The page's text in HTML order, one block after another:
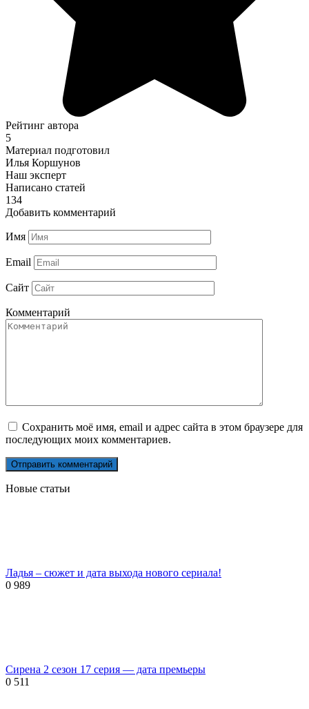
Рейтинг автора
5
Материал подготовил
Илья Коршунов
Наш эксперт
Написано статей
134
Добавить комментарий
Имя
Email
Сайт
Комментарий
Сохранить моё имя, email и адрес сайта в этом браузере для
последующих моих комментариев.
Новые статьи
Ладья – сюжет и дата выхода нового сериала!
0 989
Сирена 2 сезон 17 серия — дата премьеры
0 511